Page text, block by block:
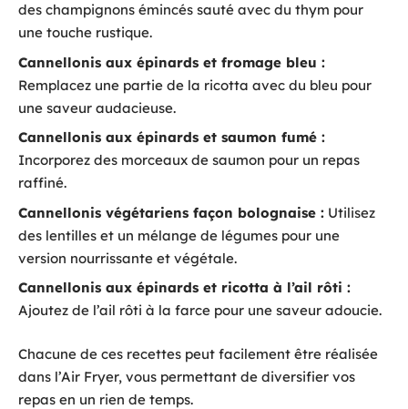
des champignons émincés sauté avec du thym pour
une touche rustique.
Cannellonis aux épinards et fromage bleu :
Remplacez une partie de la ricotta avec du bleu pour
une saveur audacieuse.
Cannellonis aux épinards et saumon fumé :
Incorporez des morceaux de saumon pour un repas
raffiné.
Cannellonis végétariens façon bolognaise : Utilisez
des lentilles et un mélange de légumes pour une
version nourrissante et végétale.
Cannellonis aux épinards et ricotta à l’ail rôti :
Ajoutez de l’ail rôti à la farce pour une saveur adoucie.
Chacune de ces recettes peut facilement être réalisée
dans l’Air Fryer, vous permettant de diversifier vos
repas en un rien de temps.